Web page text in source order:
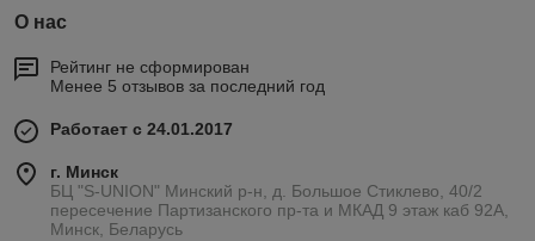
О нас
Рейтинг не сформирован
Менее 5 отзывов за последний год
Работает с 24.01.2017
г. Минск
БЦ "S-UNION" Минский р-н, д. Большое Стиклево, 40/2
пересечение Партизанского пр-та и МКАД 9 этаж каб 92А,
Минск, Беларусь